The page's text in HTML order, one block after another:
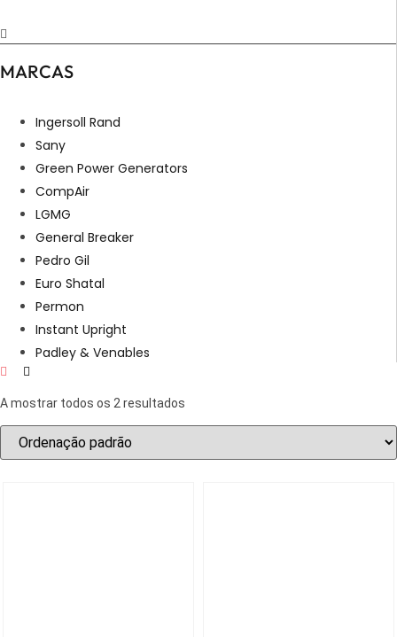
MARCAS
Ingersoll Rand
Sany
Green Power Generators
CompAir
LGMG
General Breaker
Pedro Gil
Euro Shatal
Permon
Instant Upright
Padley & Venables
A mostrar todos os 2 resultados